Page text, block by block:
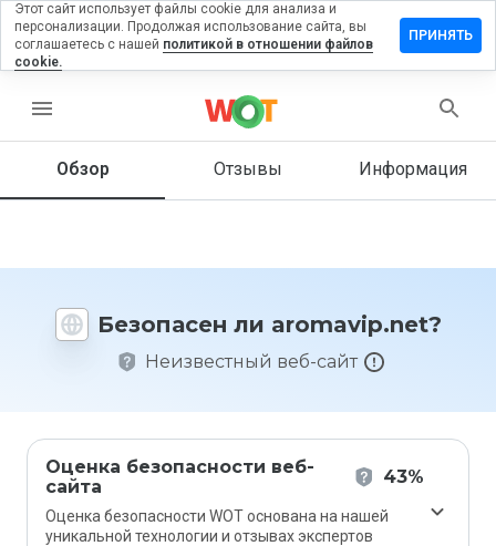
menu
Обзор Отзывы Информация
Безопасен ли aromavip.net?
Неизвестный веб-сайт
Оценка безопасности веб-
сайта
43%
Оценка безопасности WOT основана на нашей
уникальной технологии и отзывах экспертов
на
Как бы
этот
1 до 5?
Этот сайт использует файлы cookie для анализа и
персонализации. Продолжая использование сайта, вы
соглашаетесь с нашей политикой в отношении файлов
cookie.
ПРИНЯТЬ